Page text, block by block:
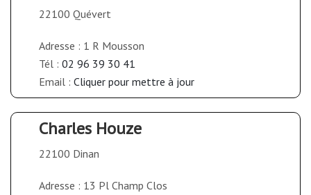
22100 Quévert
Adresse : 1 R Mousson
Tél : 02 96 39 30 41
Email : Cliquer pour mettre à jour
Charles Houze
22100 Dinan
Adresse : 13 Pl Champ Clos